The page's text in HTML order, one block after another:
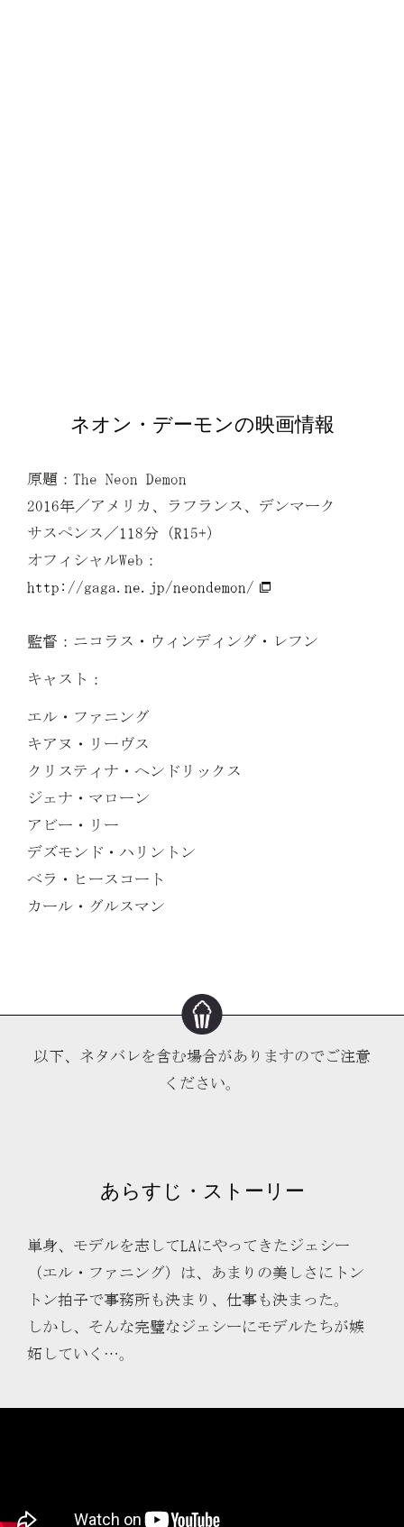
ネオン・デーモンの映画情報
原題：The Neon Demon
2016年／アメリカ、ラフランス、デンマーク
サスペンス／118分（R15+）
オフィシャルWeb：
http://gaga.ne.jp/neondemon/
監督：ニコラス・ウィンディング・レフン
キャスト：
エル・ファニング
キアヌ・リーヴス
クリスティナ・ヘンドリックス
ジェナ・マローン
アビー・リー
デズモンド・ハリントン
ベラ・ヒースコート
カール・グルスマン
以下、ネタバレを含む場合がありますのでご注意
ください。
あらすじ・ストーリー
単身、モデルを志してLAにやってきたジェシー
（エル・ファニング）は、あまりの美しさにトン
トン拍子で事務所も決まり、仕事も決まった。
しかし、そんな完璧なジェシーにモデルたちが嫉
妬していく…。